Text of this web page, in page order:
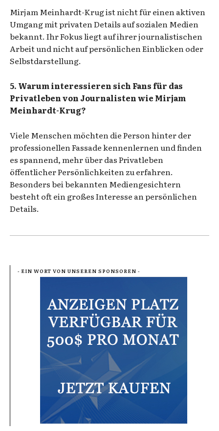
Mirjam Meinhardt-Krug ist nicht für einen aktiven
Umgang mit privaten Details auf sozialen Medien
bekannt. Ihr Fokus liegt auf ihrer journalistischen
Arbeit und nicht auf persönlichen Einblicken oder
Selbstdarstellung.
5. Warum interessieren sich Fans für das
Privatleben von Journalisten wie Mirjam
Meinhardt-Krug?
Viele Menschen möchten die Person hinter der
professionellen Fassade kennenlernen und finden
es spannend, mehr über das Privatleben
öffentlicher Persönlichkeiten zu erfahren.
Besonders bei bekannten Mediengesichtern
besteht oft ein großes Interesse an persönlichen
Details.
- EIN WORT VON UNSEREN SPONSOREN -